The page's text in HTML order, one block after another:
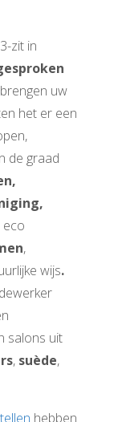
zit in
uw
het er een
de graad
eco
,
wijs.
salons uit
, suède,
hebben